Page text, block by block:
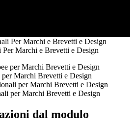
Marchi e Brevetti e Design
per Marchi Brevetti e Design
per Marchi Brevetti e Design
dal modulo